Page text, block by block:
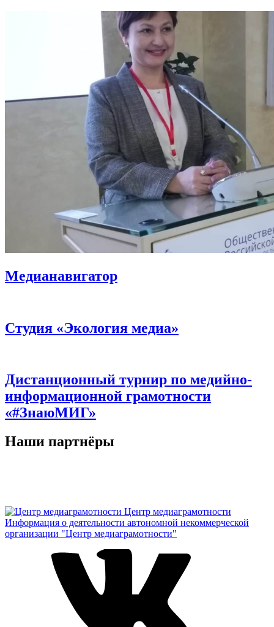
Медианавигатор
Студия «Экология медиа»
Дистанционный турнир по медийно-
информационной грамотности
«#ЗнаюМИГ»
Наши партнёры
Центр медиаграмотности
Информация о деятельности автономной некоммерческой
организации "Центр медиаграмотности"